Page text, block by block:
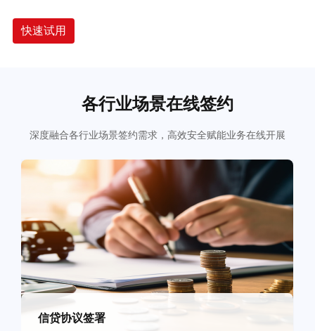
快速试用
各行业场景在线签约
深度融合各行业场景签约需求，高效安全赋能业务在线开展
信贷协议签署